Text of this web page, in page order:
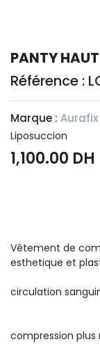
PANTY
Référence :
Marque : Aurafix
Liposuccion
1,100.00 DH
Vêtement de
circulation
tissu
compression